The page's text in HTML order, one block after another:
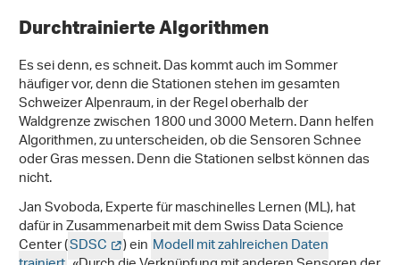
Durchtrainierte Algorithmen
Es sei denn, es schneit. Das kommt auch im Sommer
häufiger vor, denn die Stationen stehen im gesamten
Schweizer Alpenraum, in der Regel oberhalb der
Waldgrenze zwischen 1800 und 3000 Metern. Dann helfen
Algorithmen, zu unterscheiden, ob die Sensoren Schnee
oder Gras messen. Denn die Stationen selbst können das
nicht.
Jan Svoboda, Experte für maschinelles Lernen (ML), hat
dafür in Zusammenarbeit mit dem Swiss Data Science
Center (SDSC ) ein Modell mit zahlreichen Daten